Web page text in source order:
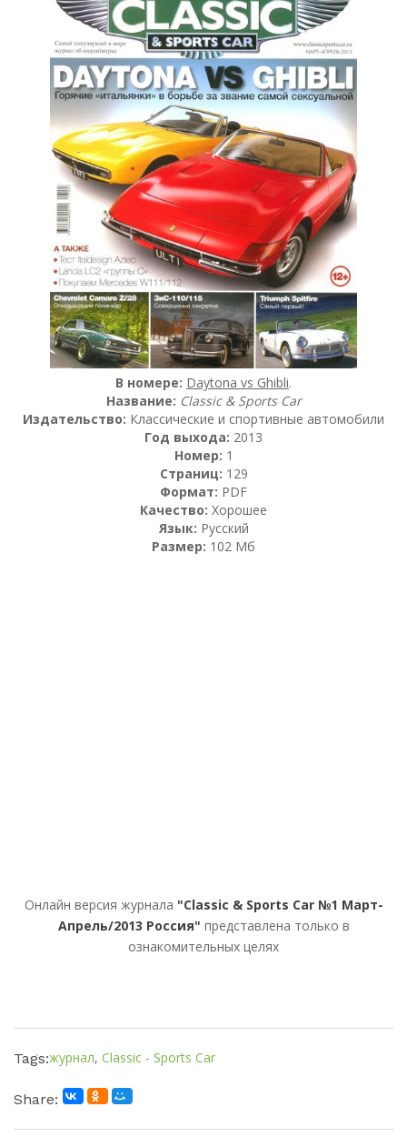
В номере: Daytona vs Ghibli.
Название: Classic & Sports Car
Издательство: Классические и спортивные автомобили
Год выхода: 2013
Номер: 1
Страниц: 129
Формат: PDF
Качество: Хорошее
Язык: Русский
Размер: 102 Мб
Онлайн версия журнала "Classic & Sports Car №1 Март-
Апрель/2013 Россия" представлена только в
ознакомительных целях
Tags:журнал, Classic - Sports Car
Share: